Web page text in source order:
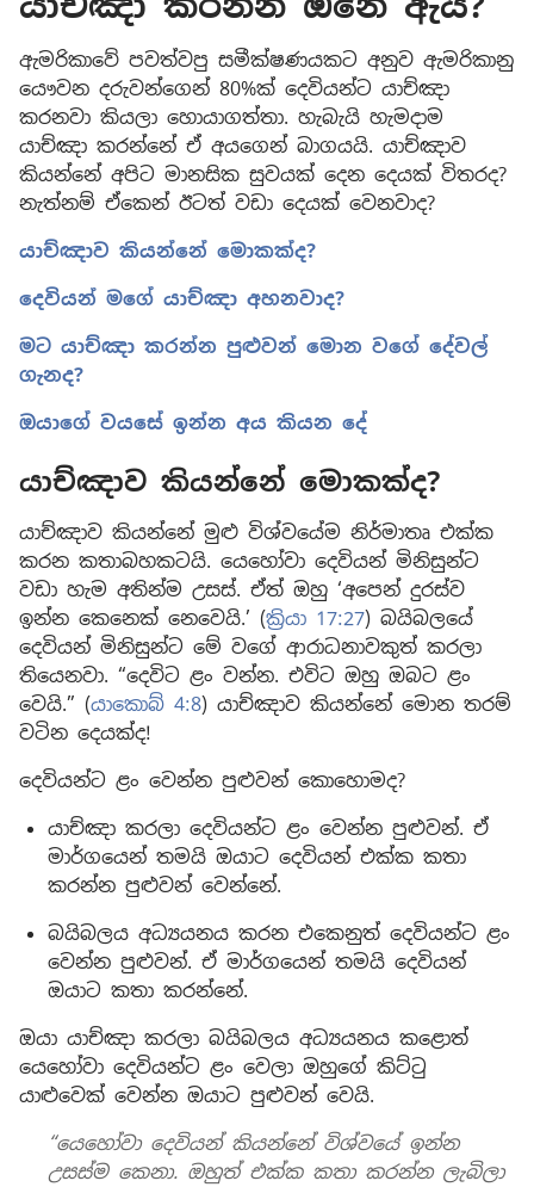
ඇමරිකාවේ පවත්වපු සමීක්ෂණයකට අනුව ඇමරිකානු
යෞවන දරුවන්ගෙන් 80%ක් දෙවියන්ට යාච්ඤා
කරනවා කියලා හොයාගත්තා. හැබැයි හැමදාම
යාච්ඤා කරන්නේ ඒ අයගෙන් බාගයයි. යාච්ඤාව
කියන්නේ අපිට මානසික සුවයක් දෙන දෙයක් විතරද?
නැත්නම් ඒකෙන් ඊටත් වඩා දෙයක් වෙනවාද?
යාච්ඤාව කියන්නේ මොකක්ද?
දෙවියන් මගේ යාච්ඤා අහනවාද?
මට යාච්ඤා කරන්න පුළුවන් මොන වගේ දේවල්
ගැනද?
ඔයාගේ වයසේ ඉන්න අය කියන දේ
යාච්ඤාව කියන්නේ මොකක්ද?
යාච්ඤාව කියන්නේ මුළු විශ්වයේම නිර්මාතෘ එක්ක
කරන කතාබහකටයි. යෙහෝවා දෙවියන් මිනිසුන්ට
වඩා හැම අතින්ම උසස්. ඒත් ඔහු ‘අපෙන් දුරස්ව
ඉන්න කෙනෙක් නෙවෙයි.’ (ක්‍රියා 17:27) බයිබලයේ
දෙවියන් මිනිසුන්ට මේ වගේ ආරාධනාවකුත් කරලා
තියෙනවා. “දෙවිට ළං වන්න. එවිට ඔහු ඔබට ළං
වෙයි.” (යාකොබ් 4:8) යාච්ඤාව කියන්නේ මොන තරම්
වටින දෙයක්ද!
දෙවියන්ට ළං වෙන්න පුළුවන් කොහොමද?
යාච්ඤා කරලා දෙවියන්ට ළං වෙන්න පුළුවන්. ඒ
මාර්ගයෙන් තමයි ඔයාට දෙවියන් එක්ක කතා
කරන්න පුළුවන් වෙන්නේ.
බයිබලය අධ්‍යයනය කරන එකෙනුත් දෙවියන්ට ළං
වෙන්න පුළුවන්. ඒ මාර්ගයෙන් තමයි දෙවියන්
ඔයාට කතා කරන්නේ.
ඔයා යාච්ඤා කරලා බයිබලය අධ්‍යයනය කළොත්
යෙහෝවා දෙවියන්ට ළං වෙලා ඔහුගේ කිට්ටු
යාළුවෙක් වෙන්න ඔයාට පුළුවන් වෙයි.
“යෙහෝවා දෙවියන් කියන්නේ විශ්වයේ ඉන්න
උසස්ම කෙනා. ඔහුත් එක්ක කතා කරන්න ලැබිලා